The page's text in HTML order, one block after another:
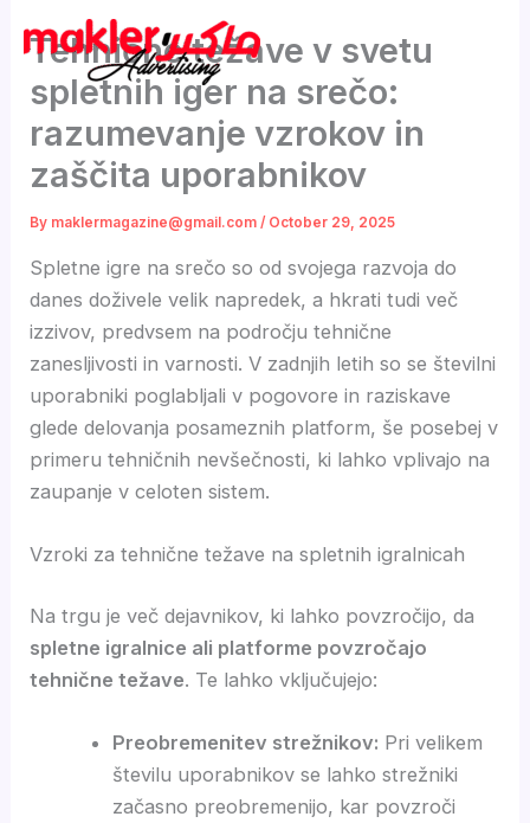
Tehnične težave v svetu
spletnih iger na srečo:
razumevanje vzrokov in
zaščita uporabnikov
By maklermagazine@gmail.com/ October 29, 2025
Spletne igre na srečo so od svojega razvoja do
danes doživele velik napredek, a hkrati tudi več
izzivov, predvsem na področju tehnične
zanesljivosti in varnosti. V zadnjih letih so se številni
uporabniki poglabljali v pogovore in raziskave
glede delovanja posameznih platform, še posebej v
primeru tehničnih nevšečnosti, ki lahko vplivajo na
zaupanje v celoten sistem.
Vzroki za tehnične težave na spletnih igralnicah
Na trgu je več dejavnikov, ki lahko povzročijo, da
spletne igralnice ali platforme povzročajo
tehnične težave. Te lahko vključujejo:
Preobremenitev strežnikov: Pri velikem
številu uporabnikov se lahko strežniki
začasno preobremenijo, kar povzroči